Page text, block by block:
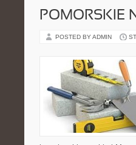
POMORSKIE
POSTED BY ADMIN